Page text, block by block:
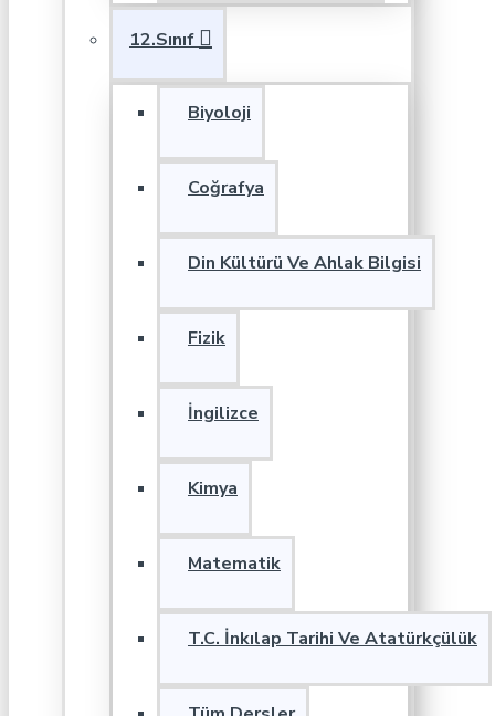
12.Sınıf
Biyoloji
Coğrafya
Din Kültürü Ve Ahlak Bilgisi
Fizik
İngilizce
Kimya
Matematik
T.C. İnkılap Tarihi Ve Atatürkçülük